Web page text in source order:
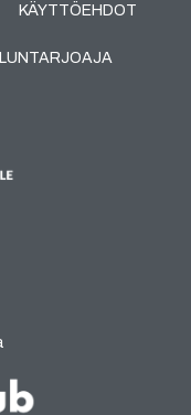
KÄYTTÖEHDOT